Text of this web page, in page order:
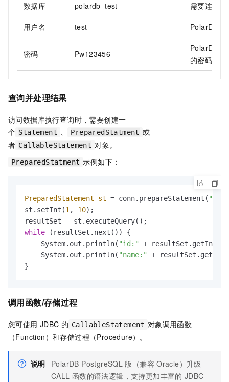
数据库 polardb_test 需要连接
用户名 test PolarDB
密码 Pw123456
PolarDB
的密码。
查询并处理结果
访问数据库执行查询时，需要创建一
个 Statement PreparedStatment 或
者 CallableStatement 对象。
PreparedStatment 示例如下：
PreparedStatement st = conn.prepareStatement(
st.setInt(1 , 10);
while (resultSet.next()) {
    System.out.println(
"id:" + resultSet.getInt(
    System.out.println(
"name:"
+
}
调用函数/存储过程
您可使用 JDBC 的 CallableStatement 对象调用函数
（Function）和存储过程（Procedure）。
说明 PolarDB PostgreSQL 版（兼容 Oracle） 升级
CALL 函数的语法逻辑，支持更加丰富的 JDBC